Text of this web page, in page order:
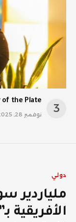
of the Plate
نوفمبر 28, 2025
دولي
ملياردير
الأفريقية